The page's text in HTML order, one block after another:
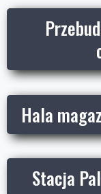
Hala
Stacja